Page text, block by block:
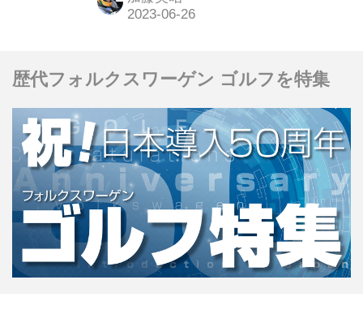
歴代フォルクスワーゲン ゴルフを特集